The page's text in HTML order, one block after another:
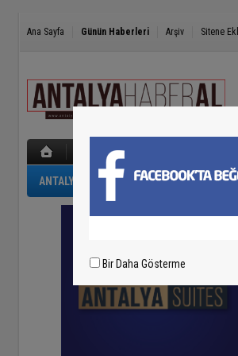
Ana Sayfa Günün Haberleri Arşiv Sitene
ANTALYA GÜNCEL POLİS-ADLİYE
Bir Daha Gösterme